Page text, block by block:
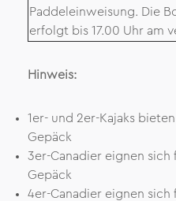
Paddeleinweisung. Die
erfolgt bis 17.00 Uhr am
Hinweis:
1er- und 2er-Kajaks
Gepäck
3er-Canadier eignen sich
Gepäck
4er-Canadier eignen sich